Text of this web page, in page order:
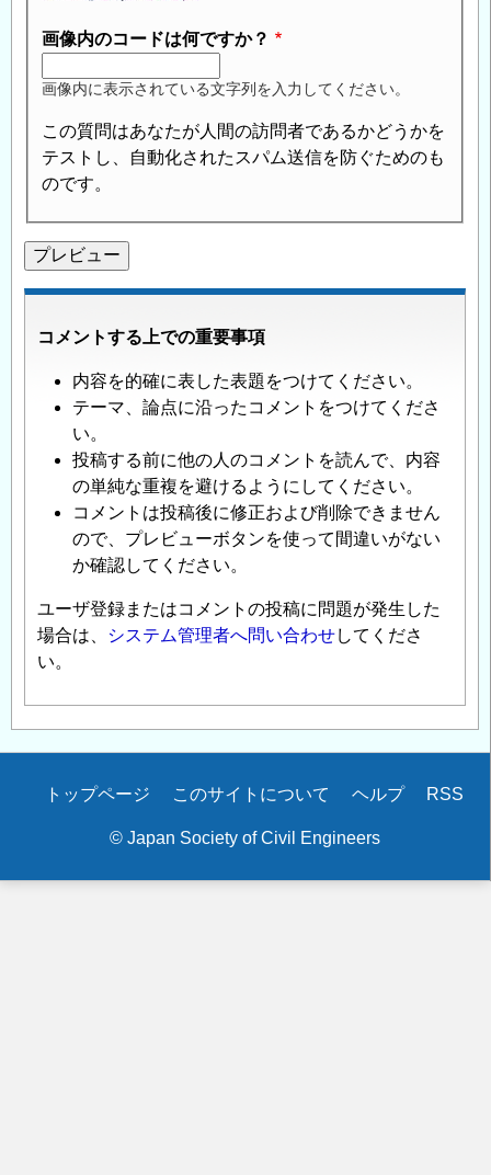
画像内のコードは何ですか？
画像内に表示されている文字列を入力してください。
この質問はあなたが人間の訪問者であるかどうかを
テストし、自動化されたスパム送信を防ぐためのも
のです。
コメントする上での重要事項
内容を的確に表した表題をつけてください。
テーマ、論点に沿ったコメントをつけてくださ
い。
投稿する前に他の人のコメントを読んで、内容
の単純な重複を避けるようにしてください。
コメントは投稿後に修正および削除できません
ので、プレビューボタンを使って間違いがない
か確認してください。
ユーザ登録またはコメントの投稿に問題が発生した
場合は、
システム管理者へ問い合わせしてくださ
い。
Secondary
トップページ このサイトについて ヘルプ RSS
© Japan Society of Civil Engineers